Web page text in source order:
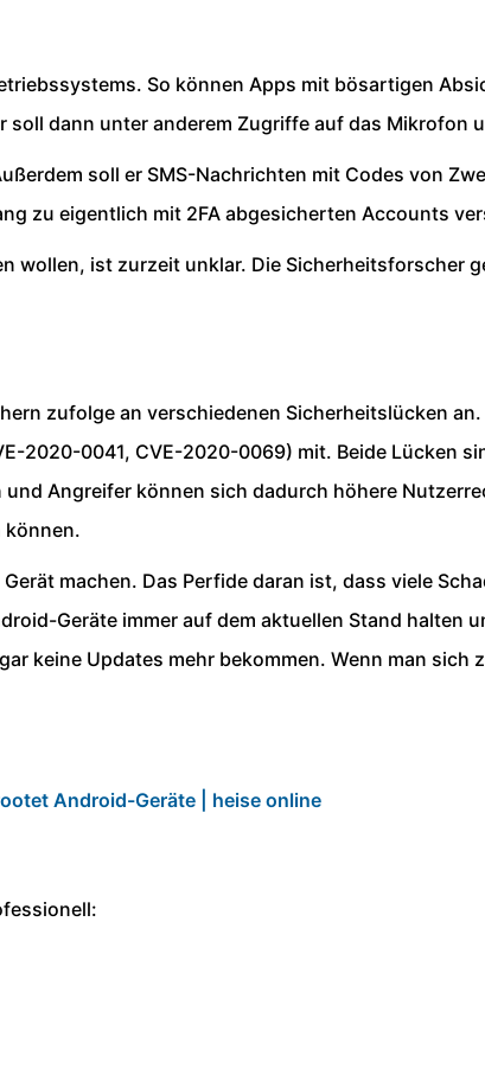
So können Apps mit bösartigen
dann unter anderem Zugriffe auf das Mikrofon
soll er SMS-Nachrichten mit Codes von
zu eigentlich mit 2FA abgesicherten Accounts
wollen, ist zurzeit unklar. Die Sicherheitsforscher
zufolge an verschiedenen Sicherheitslücken
2020-0041, CVE-2020-0069) mit. Beide Lücken
Angreifer können sich dadurch höhere
können.
machen. Das Perfide daran ist, dass viele
Geräte immer auf dem aktuellen Stand halten
keine Updates mehr bekommen. Wenn man
Android-Geräte | heise online